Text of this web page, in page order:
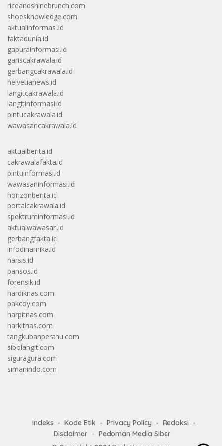
riceandshinebrunch.com
shoesknowledge.com
aktualinformasi.id
faktadunia.id
gapurainformasi.id
gariscakrawala.id
gerbangcakrawala.id
helvetianews.id
langitcakrawala.id
langitinformasi.id
pintucakrawala.id
wawasancakrawala.id
aktualberita.id
cakrawalafakta.id
pintuinformasi.id
wawasaninformasi.id
horizonberita.id
portalcakrawala.id
spektruminformasi.id
aktualwawasan.id
gerbangfakta.id
infodinamika.id
narsis.id
pansos.id
forensik.id
hardiknas.com
pakcoy.com
harpitnas.com
harkitnas.com
tangkubanperahu.com
sibolangit.com
siguragura.com
simanindo.com
Indeks Kode Etik Privacy Policy
Redaksi
Disclaimer
Pedoman Media Siber